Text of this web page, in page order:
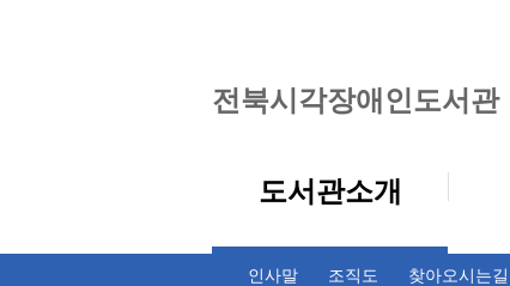
전북시각장애인도서관
도서관소개
인사말 조직도 찾아오시는길